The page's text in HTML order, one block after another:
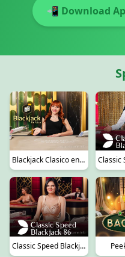
📲 Download
Blackjack Clasico en Español 1
Classic Speed Blackjack 86